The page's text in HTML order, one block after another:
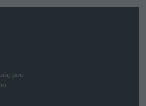
μου